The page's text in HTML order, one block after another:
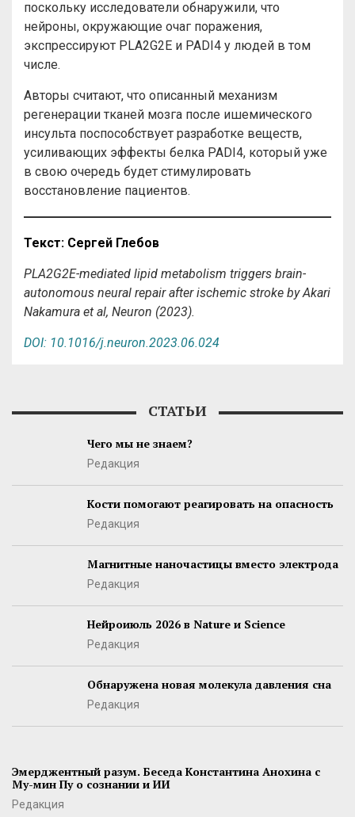
поскольку исследователи обнаружили, что
нейроны, окружающие очаг поражения,
экспрессируют PLA2G2E и PADI4 у людей в том
числе.
Авторы считают, что описанный механизм
регенерации тканей мозга после ишемического
инсульта поспособствует разработке веществ,
усиливающих эффекты белка PADI4, который уже
в свою очередь будет стимулировать
восстановление пациентов.
Текст: Сергей Глебов
PLA2G2E-mediated lipid metabolism triggers brain-
autonomous neural repair after ischemic stroke by Akari
Nakamura et al, Neuron (2023).
DOI: 10.1016/j.neuron.2023.06.024
СТАТЬИ
Чего мы не знаем?
Редакция
Кости помогают реагировать на опасность
Редакция
Магнитные наночастицы вместо электрода
Редакция
Нейроиюль 2026 в Nature и Science
Редакция
Обнаружена новая молекула давления сна
Редакция
Эмерджентный разум. Беседа Константина Анохина с
Му-мин Пу о сознании и ИИ
Редакция